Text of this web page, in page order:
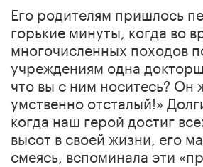
Его родителям пришлось
горькие минуты, когда во
многочисленных походов
учреждениям одна
что вы с ним носитесь? Он
умственно отсталый!»
когда наш герой достиг
высот в своей жизни, его
смеясь, вспоминала эти